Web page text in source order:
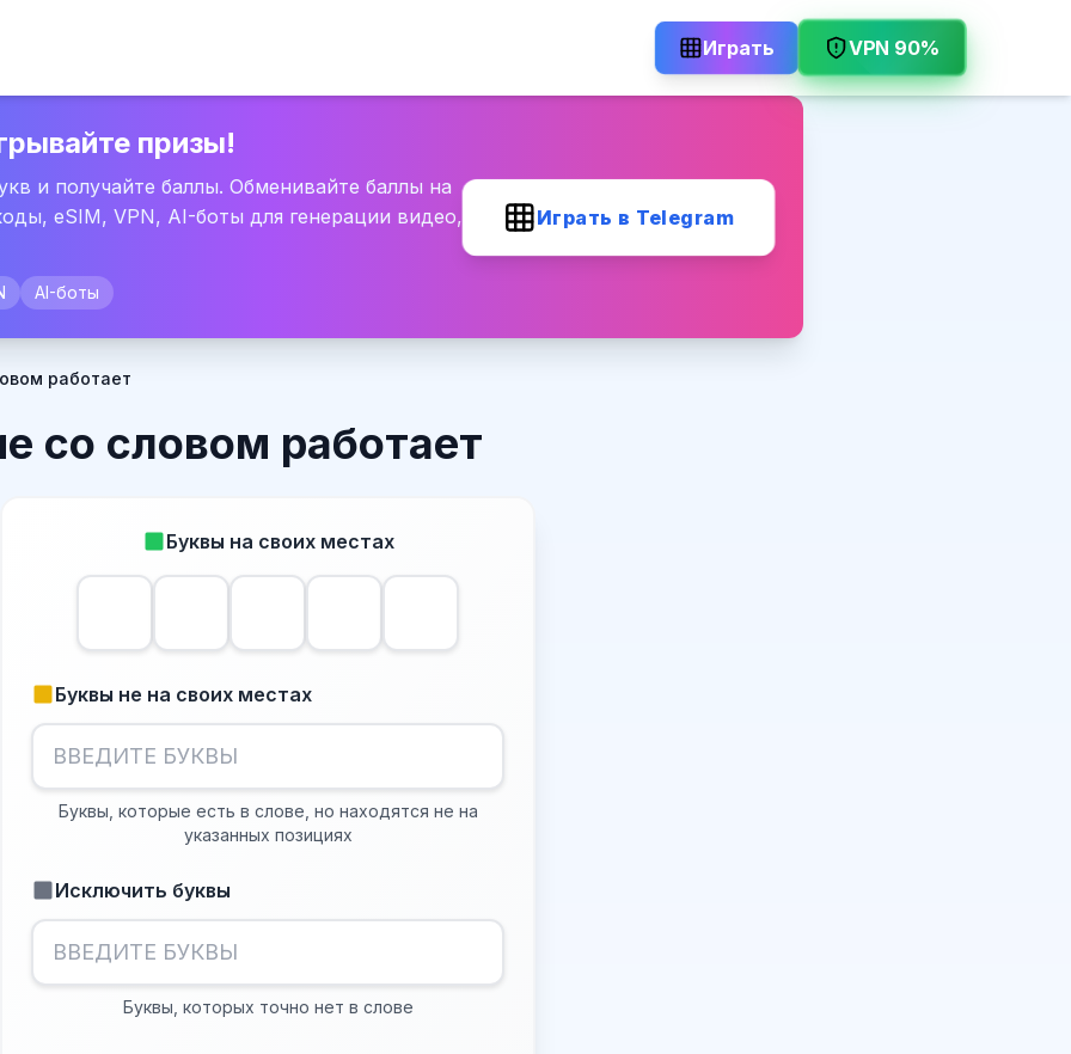
Играть VPN 90%
призы!
и получайте баллы. Обменивайте баллы на
eSIM, VPN, AI-боты для генерации видео,
AI-боты
Играть в Telegram
работает
со словом работает
Буквы на своих местах
Буквы не на своих местах
Буквы, которые есть в слове, но находятся не на
указанных позициях
Исключить буквы
Буквы, которых точно нет в слове